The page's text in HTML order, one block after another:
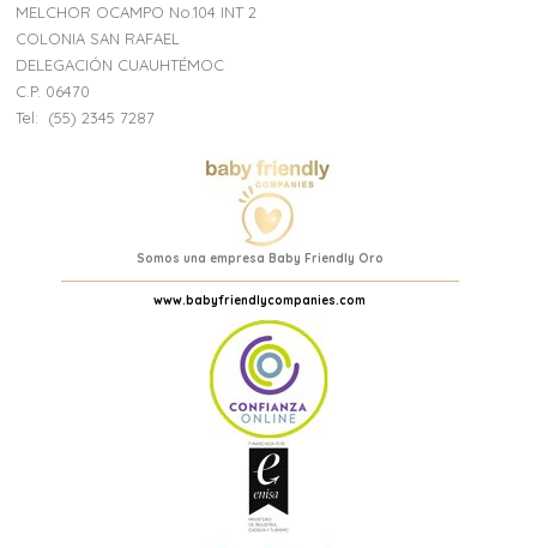
MELCHOR OCAMPO No.104 INT 2
COLONIA SAN RAFAEL
DELEGACIÓN CUAUHTÉMOC
C.P. 06470
Tel: (55) 2345 7287
Somos una empresa Baby Friendly Oro
www.babyfriendlycompanies.com